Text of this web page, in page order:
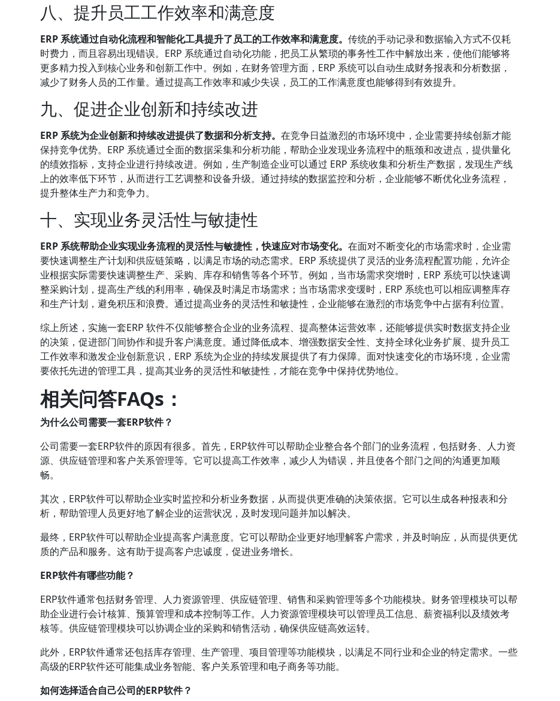
八、提升员工工作效率和满意度
ERP 系统通过自动化流程和智能化工具提升了员工的工作效率和满意度。传统的手动记录和数据输入方式不仅耗
时费力，而且容易出现错误。ERP 系统通过自动化功能，把员工从繁琐的事务性工作中解放出来，使他们能够将
更多精力投入到核心业务和创新工作中。例如，在财务管理方面，ERP 系统可以自动生成财务报表和分析数据，
减少了财务人员的工作量。通过提高工作效率和减少失误，员工的工作满意度也能够得到有效提升。
九、促进企业创新和持续改进
ERP 系统为企业创新和持续改进提供了数据和分析支持。在竞争日益激烈的市场环境中，企业需要持续创新才能
保持竞争优势。ERP 系统通过全面的数据采集和分析功能，帮助企业发现业务流程中的瓶颈和改进点，提供量化
的绩效指标，支持企业进行持续改进。例如，生产制造企业可以通过 ERP 系统收集和分析生产数据，发现生产线
上的效率低下环节，从而进行工艺调整和设备升级。通过持续的数据监控和分析，企业能够不断优化业务流程，
提升整体生产力和竞争力。
十、实现业务灵活性与敏捷性
ERP 系统帮助企业实现业务流程的灵活性与敏捷性，快速应对市场变化。在面对不断变化的市场需求时，企业需
要快速调整生产计划和供应链策略，以满足市场的动态需求。ERP 系统提供了灵活的业务流程配置功能，允许企
业根据实际需要快速调整生产、采购、库存和销售等各个环节。例如，当市场需求突增时，ERP 系统可以快速调
整采购计划，提高生产线的利用率，确保及时满足市场需求；当市场需求变缓时，ERP 系统也可以相应调整库存
和生产计划，避免积压和浪费。通过提高业务的灵活性和敏捷性，企业能够在激烈的市场竞争中占据有利位置。
综上所述，实施一套ERP 软件不仅能够整合企业的业务流程、提高整体运营效率，还能够提供实时数据支持企业
的决策，促进部门间协作和提升客户满意度。通过降低成本、增强数据安全性、支持全球化业务扩展、提升员工
工作效率和激发企业创新意识，ERP 系统为企业的持续发展提供了有力保障。面对快速变化的市场环境，企业需
要依托先进的管理工具，提高其业务的灵活性和敏捷性，才能在竞争中保持优势地位。
相关问答FAQs：
为什么公司需要一套ERP软件？
公司需要一套ERP软件的原因有很多。首先，ERP软件可以帮助企业整合各个部门的业务流程，包括财务、人力资
源、供应链管理和客户关系管理等。它可以提高工作效率，减少人为错误，并且使各个部门之间的沟通更加顺
畅。
其次，ERP软件可以帮助企业实时监控和分析业务数据，从而提供更准确的决策依据。它可以生成各种报表和分
析，帮助管理人员更好地了解企业的运营状况，及时发现问题并加以解决。
最终，ERP软件可以帮助企业提高客户满意度。它可以帮助企业更好地理解客户需求，并及时响应，从而提供更优
质的产品和服务。这有助于提高客户忠诚度，促进业务增长。
ERP软件有哪些功能？
ERP软件通常包括财务管理、人力资源管理、供应链管理、销售和采购管理等多个功能模块。财务管理模块可以帮
助企业进行会计核算、预算管理和成本控制等工作。人力资源管理模块可以管理员工信息、薪资福利以及绩效考
核等。供应链管理模块可以协调企业的采购和销售活动，确保供应链高效运转。
此外，ERP软件通常还包括库存管理、生产管理、项目管理等功能模块，以满足不同行业和企业的特定需求。一些
高级的ERP软件还可能集成业务智能、客户关系管理和电子商务等功能。
如何选择适合自己公司的ERP软件？